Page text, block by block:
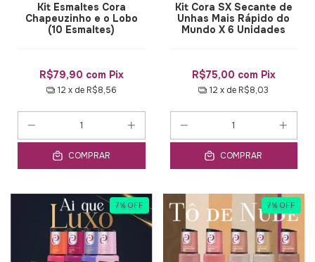
Kit Esmaltes Cora
Chapeuzinho e o Lobo
(10 Esmaltes)
R$79,90 com Pix
12 x de R$8,56
COMPRAR
Kit Cora SX Secante de
Unhas Mais Rápido do
Mundo X 6 Unidades
R$75,00 com Pix
12 x de R$8,03
COMPRAR
7% OFF 7% OFF